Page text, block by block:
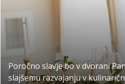
Poročno slavje bo v dvorani
slajšemu razvajanju v